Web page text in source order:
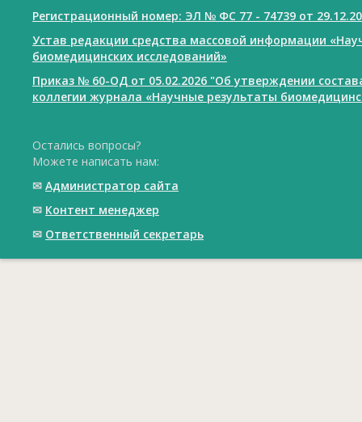
Регистрационный номер: ЭЛ № ФС 77 - 74739 от
Устав редакции средства массовой информации
биомедицинских исследований»
Приказ № 60-ОД от 05.02.2026 "Об утверждении
коллегии журнала «Научные результаты
Остались вопросы?
Можете написать нам:
✉ Администратор сайта
✉ Контент менеджер
✉ Ответственный cекретарь